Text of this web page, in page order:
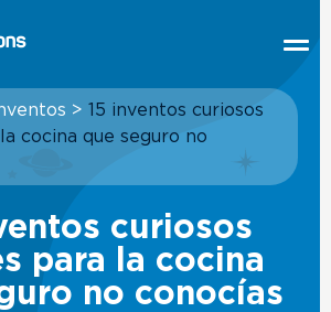
> 15 inventos curiosos
cocina que seguro no
curiosos
para la cocina
no conocías